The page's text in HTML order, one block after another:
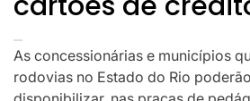
As concessionárias e municípios
rodovias no Estado do Rio